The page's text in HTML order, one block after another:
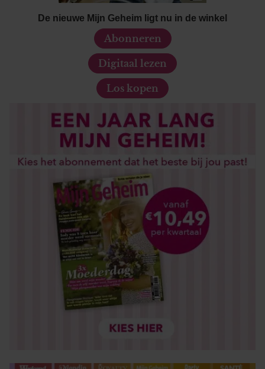
De nieuwe Mijn Geheim ligt nu in de winkel
Abonneren
Digitaal lezen
Los kopen